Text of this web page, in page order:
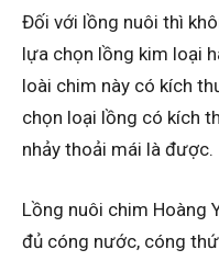
Đối với lồng nuôi thì
lựa chọn lồng kim loại
loài chim này có kích
chọn loại lồng có kích
nhảy thoải mái là được.
Lồng nuôi chim Hoàng
đủ cóng nước, cóng